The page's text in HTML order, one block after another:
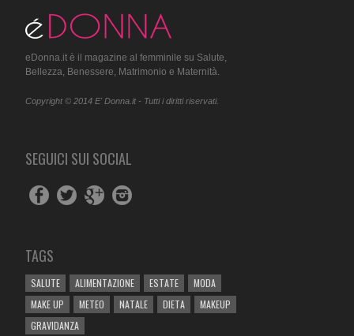
eDonna.it è il magazine al femminile su Salute,
Bellezza, Benessere, Matrimonio e Maternità.
Copyright © 2014 E' Donna.it - Tutti i diritti riservati.
SEGUICI SUI SOCIAL
TAGS
SALUTE ALIMENTAZIONE ESTATE
MODA
MAKE UP
METEO NATALE DIETA
MAKEUP
GRAVIDANZA